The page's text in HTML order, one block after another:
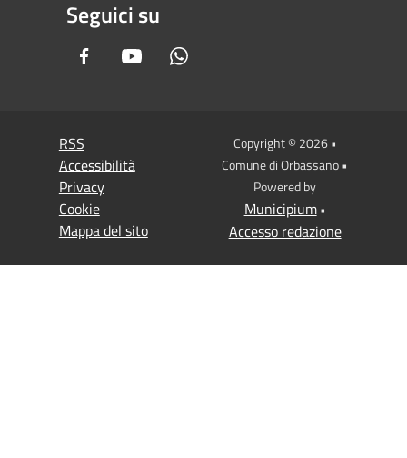
Seguici su
FacebookYoutube
RSS
Accessibilità
Privacy
Cookie
Mappa del sito
Copyright © 2026 •
Comune di Orbassano •
Powered by
Municipium•
Accesso redazione